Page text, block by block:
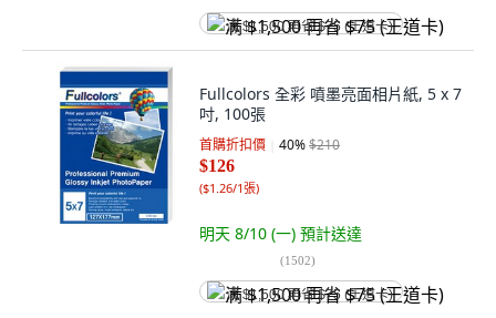
满 $1,500 再省 $75 (王道卡)
Fullcolors 全彩 噴墨亮面相片紙, 5 x 7
吋, 100張
首購折扣價 40%$210
$126
($1.26/1張)
明天 8/10 (一) 預計送達
(1502)
满 $1,500 再省 $75 (王道卡)